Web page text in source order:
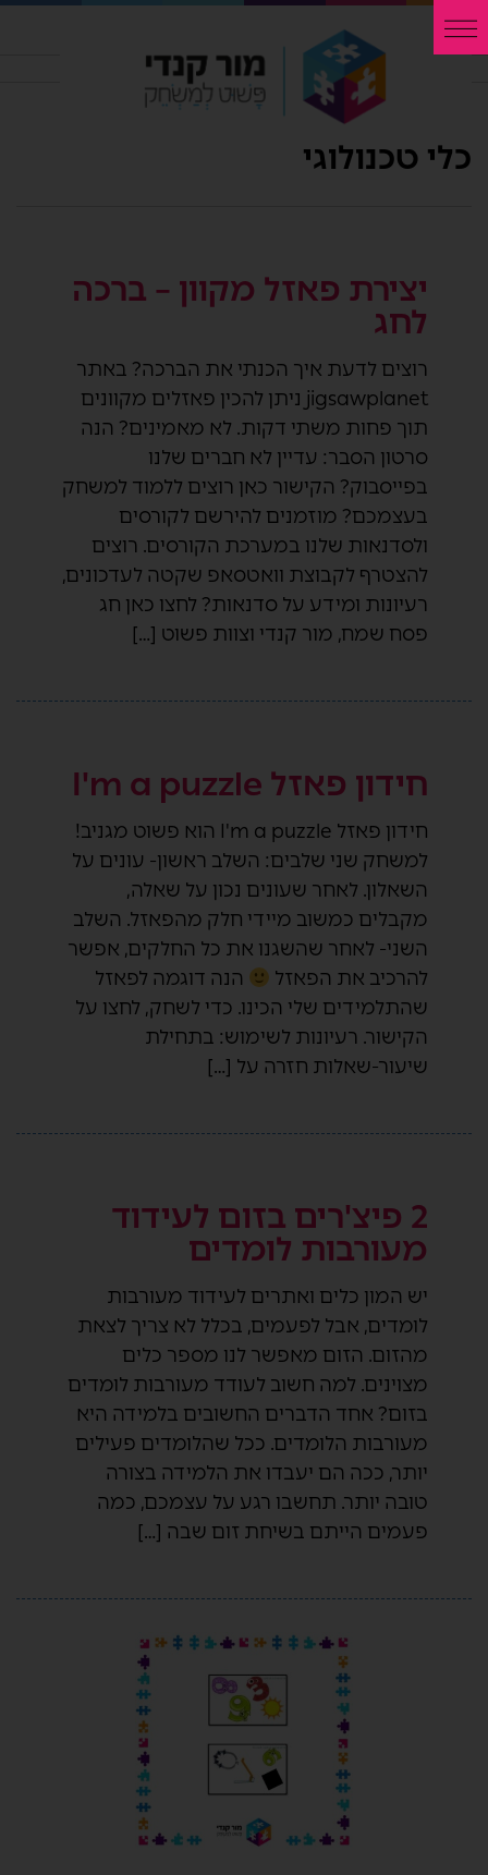
כלי טכנולוגי
יצירת פאזל מקוון – ברכה
לחג
רוצים לדעת איך הכנתי את הברכה? באתר
jigsawplanet ניתן להכין פאזלים מקוונים
תוך פחות משתי דקות. לא מאמינים? הנה
סרטון הסבר: עדיין לא חברים שלנו
בפייסבוק? הקישור כאן רוצים ללמוד למשחק
בעצמכם? מוזמנים להירשם לקורסים
ולסדנאות שלנו במערכת הקורסים. רוצים
להצטרף לקבוצת וואטסאפ שקטה לעדכונים,
רעיונות ומידע על סדנאות? לחצו כאן חג
פסח שמח, מור קנדי וצוות פשוט […]
חידון פאזל I'm a puzzle
חידון פאזל I'm a puzzle הוא פשוט מגניב!
למשחק שני שלבים: השלב ראשון- עונים על
השאלון. לאחר שעונים נכון על שאלה,
מקבלים כמשוב מיידי חלק מהפאזל. השלב
השני- לאחר שהשגנו את כל החלקים, אפשר
להרכיב את הפאזל
הנה דוגמה לפאזל
שהתלמידים שלי הכינו. כדי לשחק, לחצו על
הקישור. רעיונות לשימוש: בתחילת
שיעור-שאלות חזרה על […]
2 פיצ'רים בזום לעידוד
מעורבות לומדים
יש המון כלים ואתרים לעידוד מעורבות
לומדים, אבל לפעמים, בכלל לא צריך לצאת
מהזום. הזום מאפשר לנו מספר כלים
מצוינים. למה חשוב לעודד מעורבות לומדים
בזום? אחד הדברים החשובים בלמידה היא
מעורבות הלומדים. ככל שהלומדים פעילים
יותר, ככה הם יעבדו את הלמידה בצורה
טובה יותר. תחשבו רגע על עצמכם, כמה
פעמים הייתם בשיחת זום שבה […]